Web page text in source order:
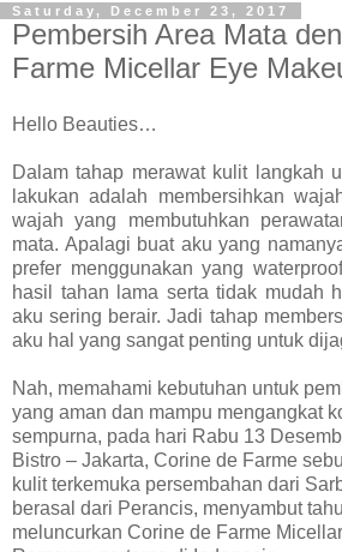
Saturday, December 23, 2017
Pembersih Area Mata
Farme Micellar Eye
Hello Beauties…
Dalam tahap merawat kulit langkah
lakukan adalah membersihkan
wajah yang membutuhkan
mata. Apalagi buat aku yang
prefer menggunakan yang
hasil tahan lama serta tidak mudah
aku sering berair. Jadi tahap
aku hal yang sangat penting untuk
Nah, memahami kebutuhan untuk
yang aman dan mampu mengangkat
sempurna, pada hari Rabu 13
Bistro – Jakarta, Corine de Farme
kulit terkemuka persembahan dari
berasal dari Perancis, menyambut
meluncurkan Corine de Farme